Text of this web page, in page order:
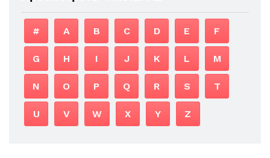
# A B C D E F
G H I J K L M
N O P Q R S T
U V W X Y Z